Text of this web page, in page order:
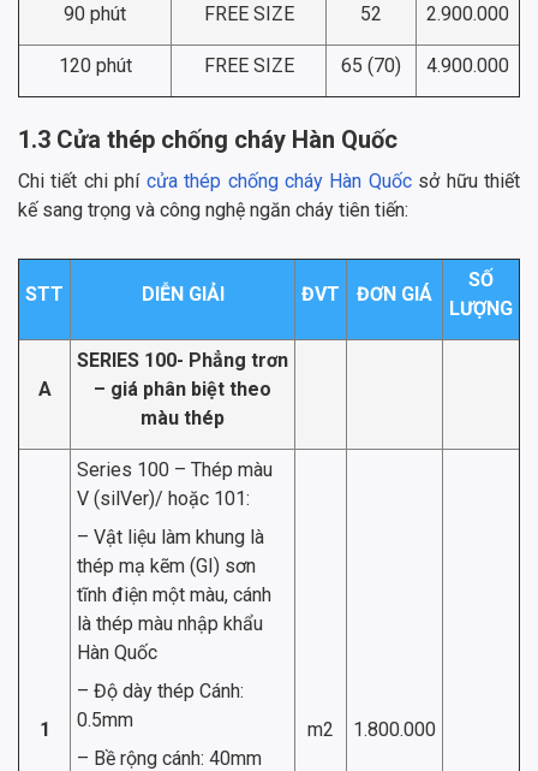
90 phút FREE SIZE 52 2.900.000
120 phút FREE SIZE 65 (70) 4.900.000
1.3 Cửa thép chống cháy Hàn Quốc
Chi tiết chi phí cửa thép chống cháy Hàn Quốcsở hữu thiết
kế sang trọng và công nghệ ngăn cháy tiên tiến:
STT DIỄN GIẢI ĐVT ĐƠN GIÁ
SỐ
LƯỢNG
A
SERIES 100- Phẳng trơn
– giá phân biệt theo
màu thép
1
Series 100 – Thép màu
V (silVer)/ hoặc 101:
– Vật liệu làm khung là
thép mạ kẽm (GI) sơn
tĩnh điện một màu, cánh
là thép màu nhập khẩu
Hàn Quốc
– Độ dày thép Cánh:
0.5mm
– Bề rộng cánh: 40mm
m2 1.800.000